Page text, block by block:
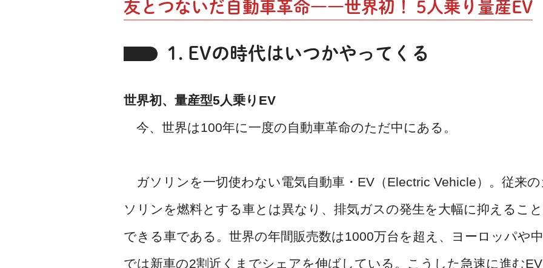
友とつないだ自動車革命――世界初！ 5人乗り量産EV
1. EVの時代はいつかやってくる
世界初、量産型5人乗りEV
今、世界は100年に一度の自動車革命のただ中にある。
ガソリンを一切使わない電気自動車・EV（Electric Vehicle）。従来
ソリンを燃料とする車とは異なり、排気ガスの発生を大幅に抑えるこ
できる車である。世界の年間販売数は1000万台を超え、ヨーロッパや
では新車の2割近くまでシェアを伸ばしている。こうした急速に進む